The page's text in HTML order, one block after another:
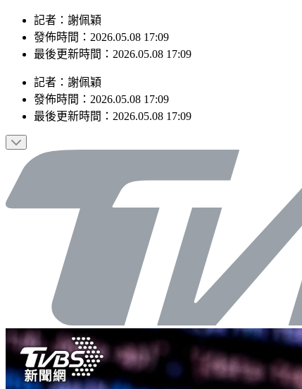
記者：謝佩穎
發佈時間：2026.05.08 17:09
最後更新時間：2026.05.08 17:09
記者 ： 謝佩穎
發佈時間： 2026.05.08 17:09
最後更新時間： 2026.05.08 17:09